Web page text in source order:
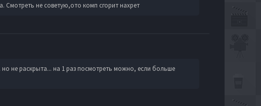
не советую,ото комп сгорит нахрет
не раскрыта... на 1 раз посмотреть можно, если больше